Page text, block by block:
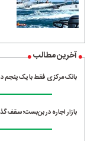
آخرین مطالب
بانک مرکزی فقط با یک‌ پنجم
بازار اجاره در بن‌بست؛